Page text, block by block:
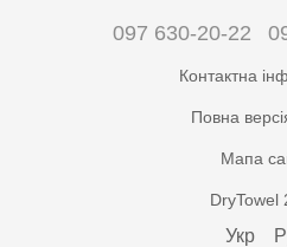
097 630-20-22
Контактна
Повна
Мапа
DryTowel
Укр